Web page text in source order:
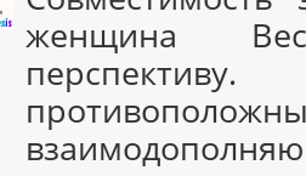
женщина